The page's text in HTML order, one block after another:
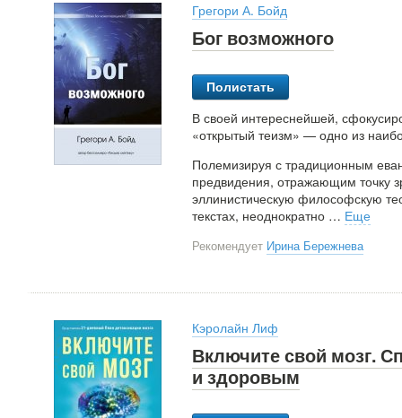
Грегори А. Бойд
Бог возможного
Полистать
В своей интереснейшей,
«открытый теизм» — одно из
Полемизируя с традиционным
предвидения, отражающим точку
эллинистическую философскую
текстах, неоднократно … Еще
Рекомендует Ирина Бережнева
Кэролайн Лиф
Включите свой мозг.
и здоровым